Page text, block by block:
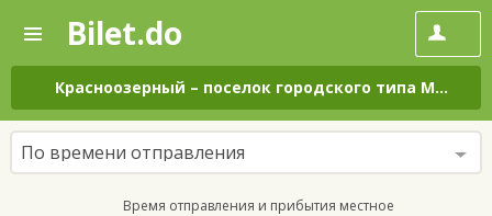
—
Поиск
и
покупка
билетов
на
автобус
онлайн
Bilet.do
Красноозерный – поселок городского типа Мокроус
По времени отправления
Время отправления и прибытия местное